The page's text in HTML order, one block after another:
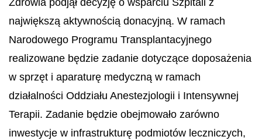
Zdrowia podjął decyzję o wsparciu Szpitali z
największą aktywnością donacyjną. W ramach
Narodowego Programu Transplantacyjnego
realizowane będzie zadanie dotyczące doposażenia
w sprzęt i aparaturę medyczną w ramach
działalności Oddziału Anestezjologii i Intensywnej
Terapii. Zadanie będzie obejmowało zarówno
inwestycje w infrastrukturę podmiotów leczniczych,